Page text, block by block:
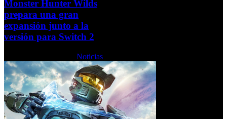
Monster Hunter Wilds
prepara una gran
expansión junto a la
versión para Switch 2
Noticias